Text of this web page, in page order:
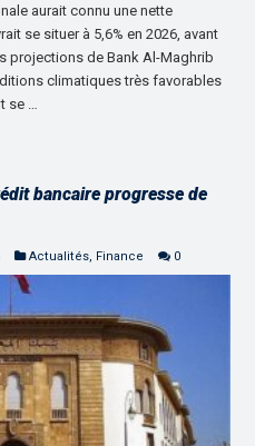
aurait connu une nette
se situer à 5,6% en 2026, avant
projections de Bank Al-Maghrib
climatiques très favorables
se …
bancaire progresse de
Actualités, Finance 0